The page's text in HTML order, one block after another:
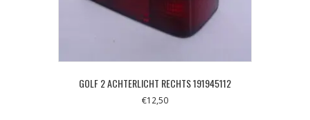
GOLF 2 ACHTERLICHT RECHTS 191945112
€12,50